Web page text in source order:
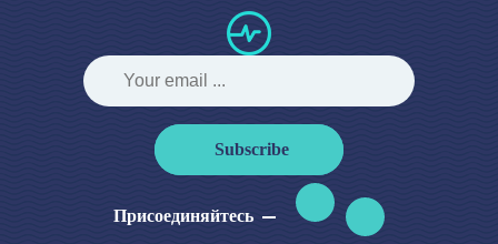
Subscribe
Присоединяйтесь